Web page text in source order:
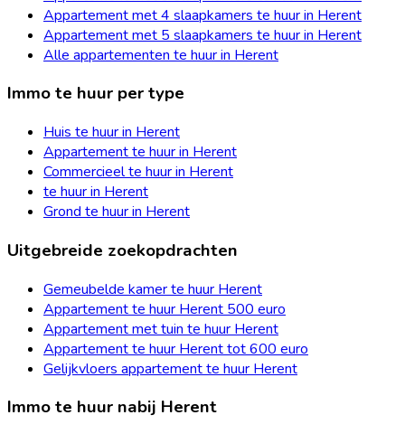
Appartement met 4 slaapkamers te huur in Herent
Appartement met 5 slaapkamers te huur in Herent
Alle appartementen te huur in Herent
Immo te huur per type
Huis te huur in Herent
Appartement te huur in Herent
Commercieel te huur in Herent
te huur in Herent
Grond te huur in Herent
Uitgebreide zoekopdrachten
Gemeubelde kamer te huur Herent
Appartement te huur Herent 500 euro
Appartement met tuin te huur Herent
Appartement te huur Herent tot 600 euro
Gelijkvloers appartement te huur Herent
Immo te huur nabij Herent